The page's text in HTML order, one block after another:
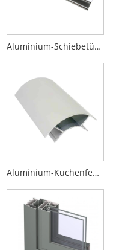
Aluminium-Schiebetüren
Aluminium-Küchenfenster- und Türleistenprofile